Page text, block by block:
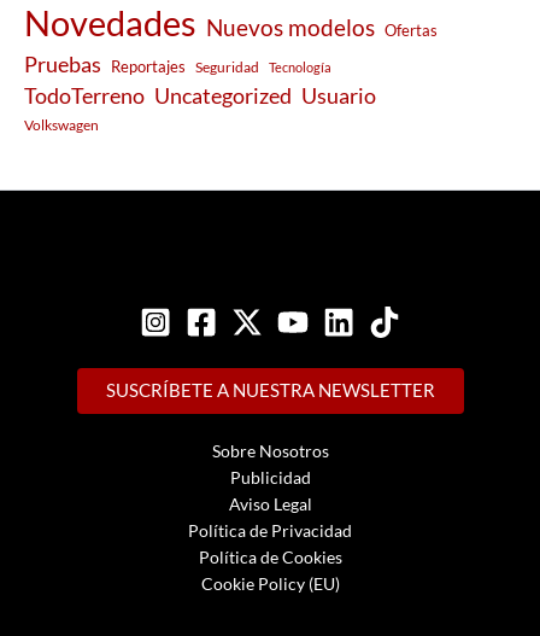
Novedades Nuevos modelos Ofertas
Pruebas Reportajes Seguridad Tecnología
TodoTerreno Uncategorized Usuario
Volkswagen
SUSCRÍBETE A NUESTRA NEWSLETTER
Sobre Nosotros
Publicidad
Aviso Legal
Política de Privacidad
Política de Cookies
Cookie Policy (EU)